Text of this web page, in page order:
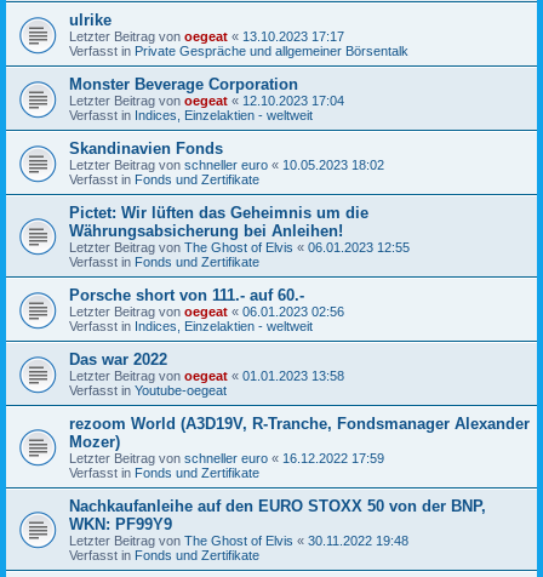
ulrike
Letzter Beitrag von oegeat « 13.10.2023 17:17
Verfasst in Private Gespräche und allgemeiner Börsentalk
Monster Beverage Corporation
Letzter Beitrag von oegeat « 12.10.2023 17:04
Verfasst in Indices, Einzelaktien - weltweit
Skandinavien Fonds
Letzter Beitrag von schneller euro « 10.05.2023 18:02
Verfasst in Fonds und Zertifikate
Pictet: Wir lüften das Geheimnis um die
Währungsabsicherung bei Anleihen!
Letzter Beitrag von The Ghost of Elvis « 06.01.2023 12:55
Verfasst in Fonds und Zertifikate
Porsche short von 111.- auf 60.-
Letzter Beitrag von oegeat « 06.01.2023 02:56
Verfasst in Indices, Einzelaktien - weltweit
Das war 2022
Letzter Beitrag von oegeat « 01.01.2023 13:58
Verfasst in Youtube-oegeat
rezoom World (A3D19V, R-Tranche, Fondsmanager Alexander
Mozer)
Letzter Beitrag von schneller euro « 16.12.2022 17:59
Verfasst in Fonds und Zertifikate
Nachkaufanleihe auf den EURO STOXX 50 von der BNP,
WKN: PF99Y9
Letzter Beitrag von The Ghost of Elvis « 30.11.2022 19:48
Verfasst in Fonds und Zertifikate